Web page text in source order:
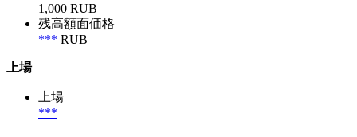
1,000 RUB
残高額面価格
*** RUB
上場
上場
***